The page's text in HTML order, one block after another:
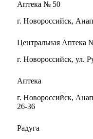
Аптека № 50
г. Новороссийск,
Центральная Аптека
г. Новороссийск, ул.
Аптека
г. Новороссийск,
26-36
Радуга